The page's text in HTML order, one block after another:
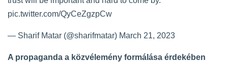
pic.twitter.com/QyCeZgzpCw
— Sharif Matar (@sharifmatar) March 21, 2023
A propaganda a közvélemény formálása érdekében